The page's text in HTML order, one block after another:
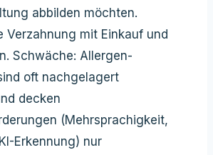
abbilden möchten.
Verzahnung mit Einkauf und
Schwäche: Allergen-
oft nachgelagert
decken
(Mehrsprachigkeit,
Erkennung) nur